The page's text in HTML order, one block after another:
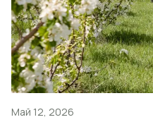
Май 12, 2026